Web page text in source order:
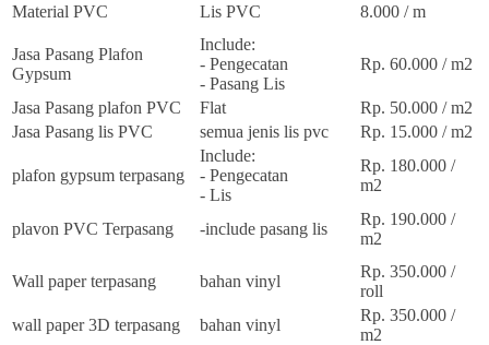
Material PVC Lis PVC 8.000 / m
Jasa Pasang Plafon
Gypsum
Include:
- Pengecatan
- Pasang Lis
Rp. 60.000 / m2
Jasa Pasang plafon PVC Flat
Rp. 50.000 / m2
Jasa Pasang lis PVC
semua jenis lis pvc Rp. 15.000 / m2
plafon gypsum terpasang
Include:
- Pengecatan
- Lis
Rp. 180.000 /
m2
plavon PVC Terpasang -include pasang lis
Rp. 190.000 /
m2
Wall paper terpasang bahan vinyl
Rp. 350.000 /
roll
wall paper 3D terpasang
bahan vinyl
Rp. 350.000 /
m2